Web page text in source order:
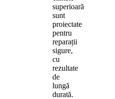
superioară
sunt
proiectate
pentru
reparații
sigure,
cu
rezultate
de
lungă
durată.